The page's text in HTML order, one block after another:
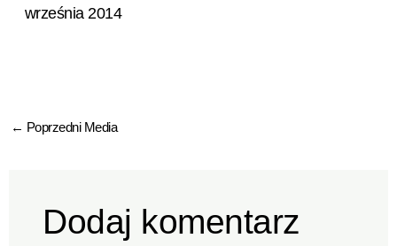
września 2014
← Poprzedni Media
Dodaj komentarz